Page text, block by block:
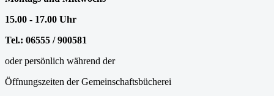
15.00 - 17.00 Uhr
Tel.: 06555 / 900581
oder persönlich während der
Öffnungszeiten der Gemeinschaftsbücherei